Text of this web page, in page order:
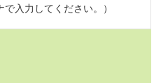
入力してください。）